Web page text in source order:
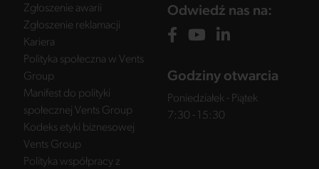
Zgłoszenie awarii
Zgłoszenie reklamacji
Kariera
Polityka społeczna w Vents
Group
Manifest do polityki
społecznej Vents Group
Kodeks etyki biznesowej
Vents Group
Polityka współpracy z
Odwiedź nas na:
Godziny otwarcia
Poniedziałek - Piątek
7:30 - 15:30